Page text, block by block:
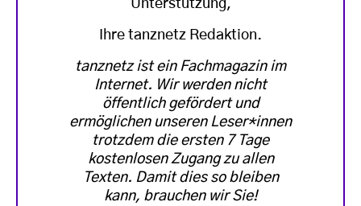
Unterstützung,
Ihre tanznetz Redaktion.
tanznetz ist ein Fachmagazin im
Internet. Wir werden nicht
öffentlich gefördert und
ermöglichen unseren Leser*innen
trotzdem die ersten 7 Tage
kostenlosen Zugang zu allen
Texten. Damit dies so bleiben
kann, brauchen wir Sie!